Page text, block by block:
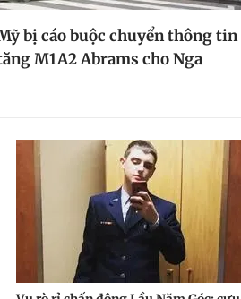
bị cáo buộc chuyển thông tin
M1A2 Abrams cho Nga